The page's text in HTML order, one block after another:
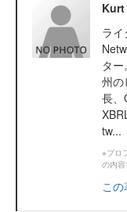
Kurt
ラ
タ
州の
長、
tw...
※プロ
の内
こ